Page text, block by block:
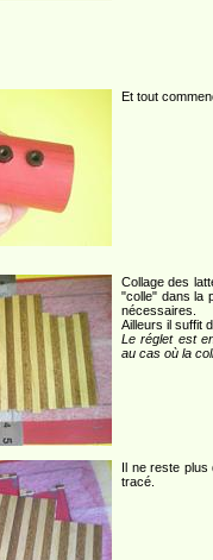
Et tout
Collage des
"colle" dans la
nécessaires.
Ailleurs il suffit
Le réglet est
au cas où la
Il ne reste plus
tracé.